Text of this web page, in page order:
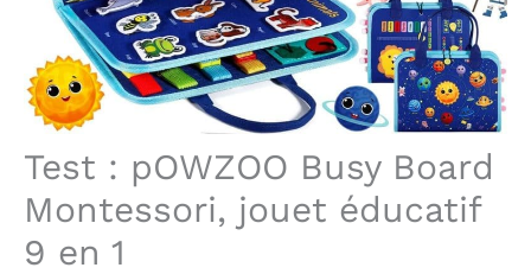
Test : pOWZOO Busy Board
Montessori, jouet éducatif
9 en 1